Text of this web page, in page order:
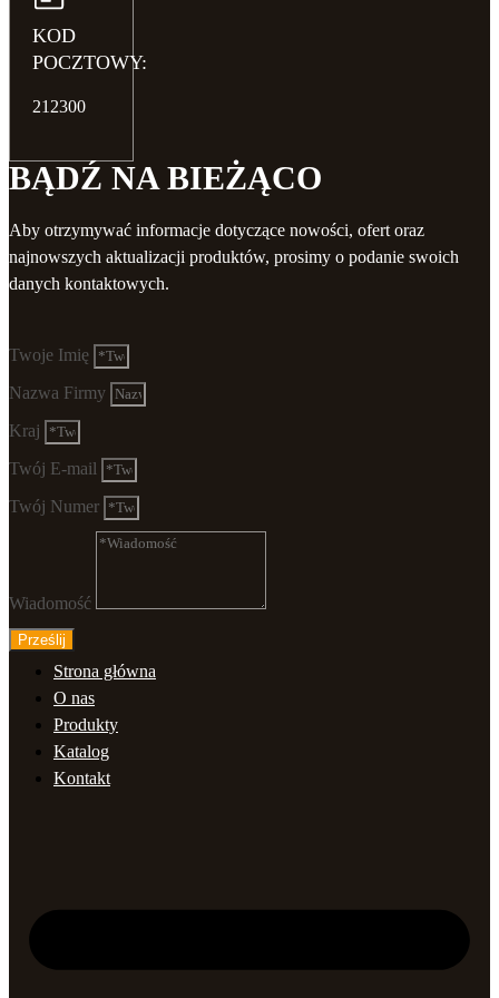
KOD
POCZTOWY:
212300
BĄDŹ NA BIEŻĄCO
Aby otrzymywać informacje dotyczące nowości, ofert oraz
najnowszych aktualizacji produktów, prosimy o podanie swoich
danych kontaktowych.
Twoje Imię
Nazwa Firmy
Kraj
Twój E-mail
Twój Numer
Wiadomość
Prześlij
Strona główna
O nas
Produkty
Katalog
Kontakt